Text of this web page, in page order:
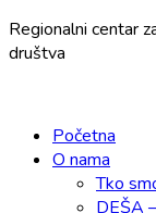
Regionalni centar
društva
Menu Početna
O nama
Tko
DEŠA